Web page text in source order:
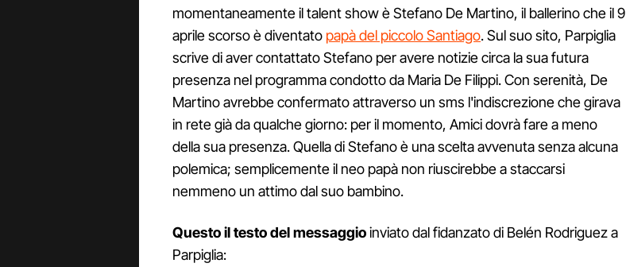
momentaneamente il talent show è Stefano De Martino, il ballerino che il 9
aprile scorso è diventato papà del piccolo Santiago. Sul suo sito, Parpiglia
scrive di aver contattato Stefano per avere notizie circa la sua futura
presenza nel programma condotto da Maria De Filippi. Con serenità, De
Martino avrebbe confermato attraverso un sms l'indiscrezione che girava
in rete già da qualche giorno: per il momento, Amici dovrà fare a meno
della sua presenza. Quella di Stefano è una scelta avvenuta senza alcuna
polemica; semplicemente il neo papà non riuscirebbe a staccarsi
nemmeno un attimo dal suo bambino.
Questo il testo del messaggioinviato dal fidanzato di Belén Rodriguez a
Parpiglia: